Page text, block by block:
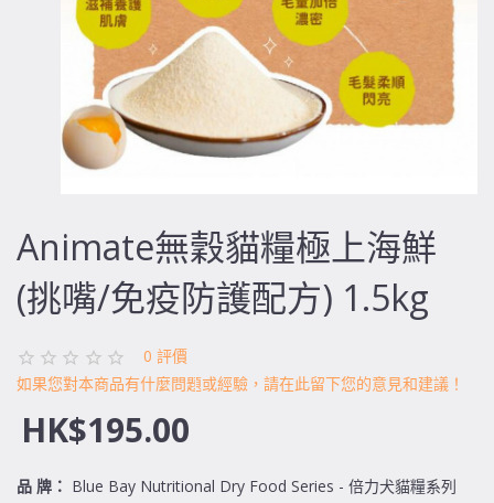
Animate無穀貓糧極上海鮮
(挑嘴/免疫防護配方) 1.5kg
0 評價
如果您對本商品有什麼問題或經驗，請在此留下您的意見和建議！
HK$195.00
品 牌： Blue Bay Nutritional Dry Food Series - 倍力犬貓糧系列